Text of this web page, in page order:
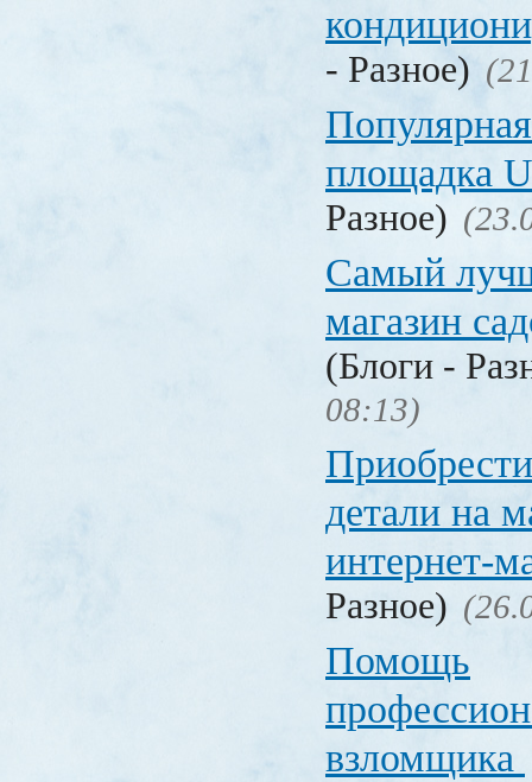
- Разное)
площадка
Разное)
Самый
магазин
(Блоги -
08:13)
детали на
интернет-
Разное)
Помощь
взломщика